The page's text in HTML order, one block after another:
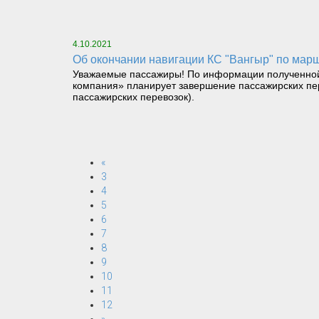
4.10.2021
Об окончании навигации КС "Вангыр" по
Уважаемые пассажиры! По информации
компания» планирует завершение пассажирских
пассажирских перевозок).
«
3
4
5
6
7
8
9
10
11
12